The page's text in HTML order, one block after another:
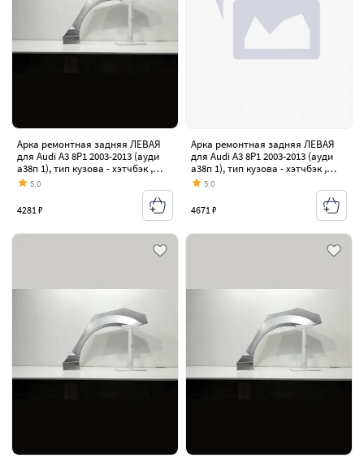
Арка ремонтная задняя ЛЕВАЯ
для Audi A3 8P1 2003-2013 (ауди
а38п 1), тип кузова - хэтчбэк ,
оцинкованная ЦИНК сталь 0,8 мм
5.0
4281 ₽
Арка ремонтная задняя ЛЕВАЯ
для Audi A3 8P1 2003-2013 (ауди
а38п 1), тип кузова - хэтчбэк ,
оцинкованная ЦИНК сталь 1 мм
5.0
4671 ₽